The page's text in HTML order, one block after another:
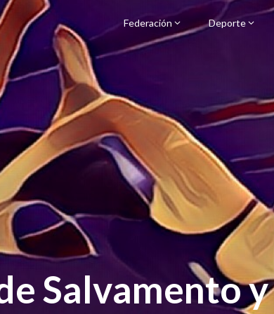
Federación Deporte
Salvamento